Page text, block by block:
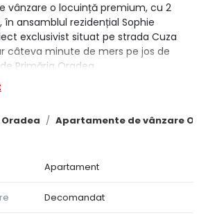
Apartamente de vânzare
vânzare o locuință premium, cu 2
în ansamblul rezidențial Sophie
exclusivist situat pe strada Cuza
câteva minute de mers pe jos de
Primăria Oradea.
care apreciază confortul, eleganța
beneficiază de un regim de
intimitate și un mediu rezidențial
7.29 mp
de apartamente moderne și 2 spații
Apartament
Decomandat